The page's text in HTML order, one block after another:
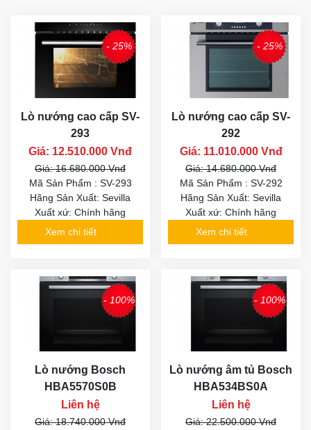
- 25%
Lò nướng cao cấp SV-
293
Giá: 12.510.000 Vnđ
Giá: 16.680.000 Vnđ
Mã Sản Phẩm : SV-293
Hãng Sản Xuất: Sevilla
Xuất xứ: Chính hãng
Xem chi tiết
- 25%
Lò nướng cao cấp SV-
292
Giá: 11.010.000 Vnđ
Giá: 14.680.000 Vnđ
Mã Sản Phẩm : SV-292
Hãng Sản Xuất: Sevilla
Xuất xứ: Chính hãng
Xem chi tiết
- 100%
Lò nướng Bosch
HBA5570S0B
Liên hệ
Giá: 18.740.000 Vnđ
- 100%
Lò nướng âm tủ Bosch
HBA534BS0A
Liên hệ
Giá: 22.500.000 Vnđ